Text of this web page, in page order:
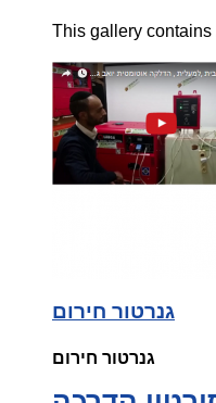
This gallery contains
גנרטור חירום
גנרטור חירום